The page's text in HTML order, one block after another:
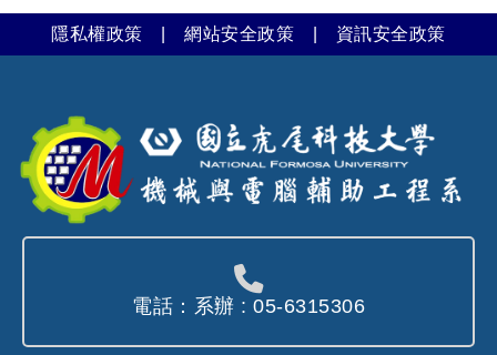
隱私權政策 |網站安全政策 資訊安全政策
電話：系辦 : 05-6315306